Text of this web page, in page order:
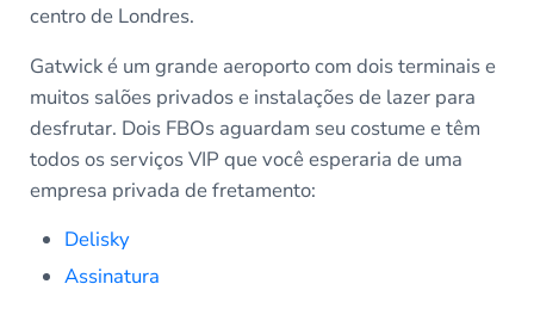
centro de Londres.
Gatwick é um grande aeroporto com dois terminais e
muitos salões privados e instalações de lazer para
desfrutar. Dois FBOs aguardam seu costume e têm
todos os serviços VIP que você esperaria de uma
empresa privada de fretamento:
Delisky
Assinatura